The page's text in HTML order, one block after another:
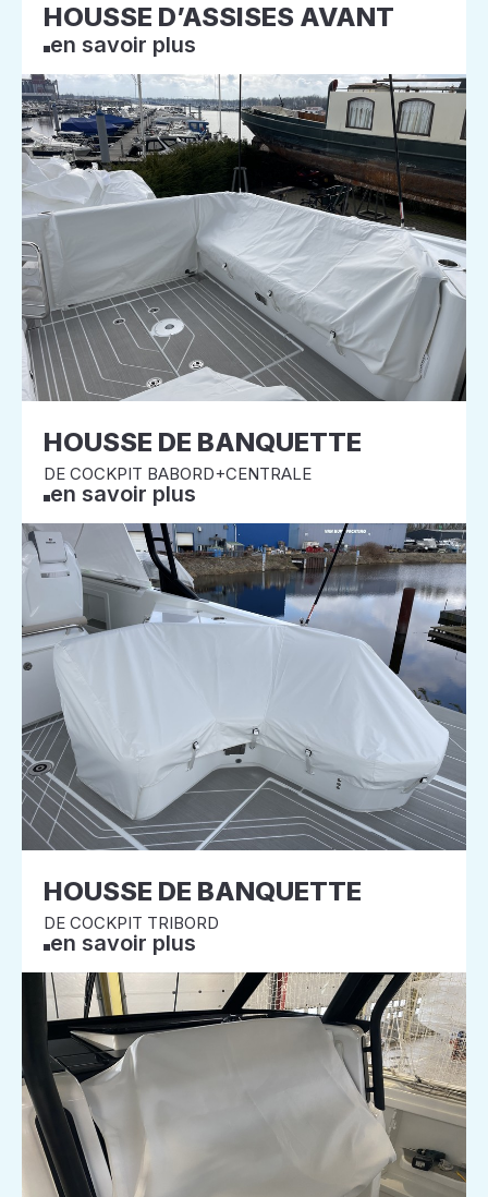
HOUSSE D’ASSISES AVANT
en savoir plus
HOUSSE DE BANQUETTE
DE COCKPIT BABORD+CENTRALE
en savoir plus
HOUSSE DE BANQUETTE
DE COCKPIT TRIBORD
en savoir plus